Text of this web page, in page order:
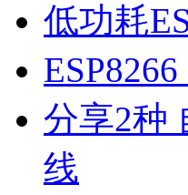
低功耗
分享2种
线